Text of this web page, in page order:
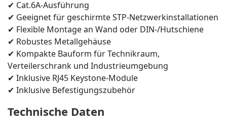
✔ Cat.6A-Ausführung
✔ Geeignet für geschirmte STP-Netzwerkinstallationen
✔ Flexible Montage an Wand oder DIN-/Hutschiene
✔ Robustes Metallgehäuse
✔ Kompakte Bauform für Technikraum,
Verteilerschrank und Industrieumgebung
✔ Inklusive RJ45 Keystone-Module
✔ Inklusive Befestigungszubehör
Technische Daten